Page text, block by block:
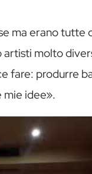
ma erano tutte
molto
fare: produrre
mie idee».